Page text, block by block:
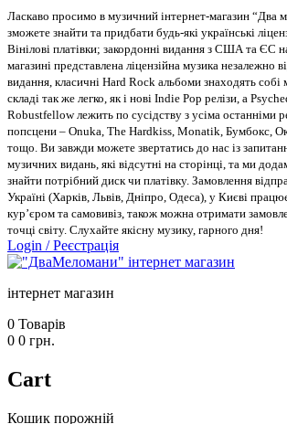
Ласкаво просимо в музичний інтернет-магазин “Два
зможете знайти та придбати будь-які українські
Вінілові платівки; закордонні видання з США та ЄС на
магазині представлена ліцензійна музика незалежно
видання, класичні Hard Rock альбоми знаходять
складі так же легко, як і нові Indie Pop релізи, а
Robustfellow лежить по сусідству з усіма останніми
попсцени – Onuka, The Hardkiss, Monatik, Бумбокс,
тощо. Ви завжди можете звертатись до нас із
музичних видань, які відсутні на сторінці, та ми
знайти потрібний диск чи платівку. Замовлення
Україні (Харків, Львів, Дніпро, Одеса), у Києві
кур’єром та самовивіз, також можна отримати
точці світу. Слухайте якісну музику, гарного дня!
Login /Реєстрація
інтернет магазин
0 Товарів
0 0 грн.
Cart
Кошик порожній